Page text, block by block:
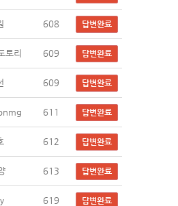
608 답변완료
토리 609 답변완료
609 답변완료
611 답변완료
612 답변완료
613 답변완료
619 답변완료